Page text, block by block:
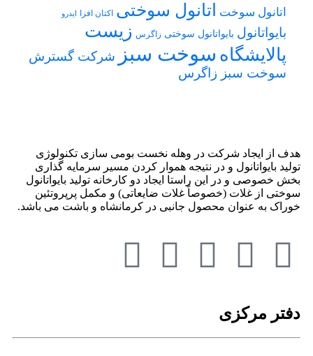
اتانول سوخت اتانول سوختی اکتان افزا ایدرو
بایواتانول بایواتانول سوختی زاگرس زیست
پالایشگاه سوخت سبز
شرکت گسترش
سوخت سبز زاگرس
هدف از ایجاد شرکت در وهله نخست بومی سازی تکنولوژی
تولید بایواتانول و در نتیجه هموار کردن مسیر سرمایه گذاری
بخش خصوصی و در این راستا ایجاد دو کارخانه تولید بایواتانول
سوختی از غلات (خصوصاً غلات ضایعاتی) و مکمل پرپروتئین
خوراک به عنوان محصول جانبی در کرمانشاه و باشت می باشد.
دفتر مرکزی